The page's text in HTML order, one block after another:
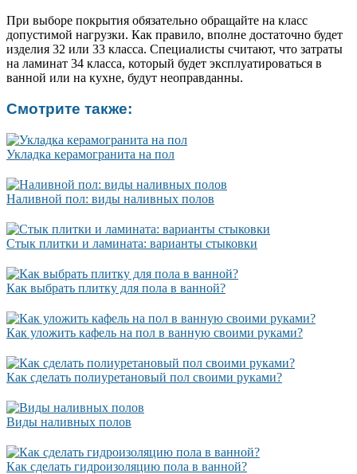
При выборе покрытия обязательно обращайте на класс
допустимой нагрузки. Как правило, вполне достаточно будет
изделия 32 или 33 класса. Специалисты считают, что затраты
на ламинат 34 класса, который будет эксплуатироваться в
ванной или на кухне, будут неоправданны.
Смотрите также:
Укладка керамогранита на пол
Наливной пол: виды наливных полов
Стык плитки и ламината: варианты стыковки
Как выбрать плитку для пола в ванной?
Как уложить кафель на пол в ванную своими руками?
Как сделать полиуретановый пол своими руками?
Виды наливных полов
Как сделать гидроизоляцию пола в ванной?